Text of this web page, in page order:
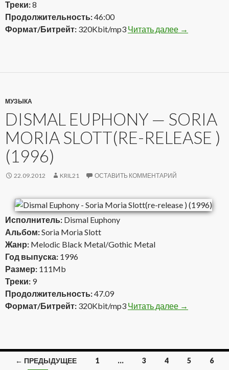
Треки:8
Продолжительность:46:00
Формат/Битрейт: 320Kbit/mp3 Читать далее Dismal
→
МУЗЫКА
DISMAL EUPHONY — SORIA
MORIA SLOTT(RE-RELEASE )
(1996)
22.09.2012 KRIL21 ОСТАВИТЬ КОММЕНТАРИЙ
Исполнитель: Dismal Euphony
Альбом:Soria Moria Slott
Жанр: Melodic Black Metal/Gothic Metal
Год выпуска: 1996
Размер: 111Mb
Треки: 9
Продолжительность:47.09
Формат/Битрейт: 320Kbit/mp3 Читать далее Dismal
→
← ПРЕДЫДУЩЕЕ 1 … 3 4 5 6